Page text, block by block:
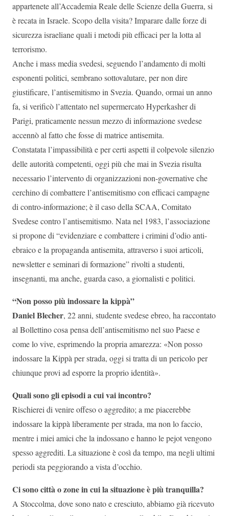
appartenete all’Accademia Reale delle Scienze della Guerra, si
è recata in Israele. Scopo della visita? Imparare dalle forze di
sicurezza israeliane quali i metodi più efficaci per la lotta al
terrorismo.
Anche i mass media svedesi, seguendo l’andamento di molti
esponenti politici, sembrano sottovalutare, per non dire
giustificare, l’antisemitismo in Svezia. Quando, ormai un anno
fa, si verificò l’attentato nel supermercato Hyperkasher di
Parigi, praticamente nessun mezzo di informazione svedese
accennò al fatto che fosse di matrice antisemita.
Constatata l’impassibilità e per certi aspetti il colpevole silenzio
delle autorità competenti, oggi più che mai in Svezia risulta
necessario l’intervento di organizzazioni non-governative che
cerchino di combattere l’antisemitismo con efficaci campagne
di contro-informazione; è il caso della SCAA, Comitato
Svedese contro l’antisemitismo. Nata nel 1983, l’associazione
si propone di “evidenziare e combattere i crimini d’odio anti-
ebraico e la propaganda antisemita, attraverso i suoi articoli,
newsletter e seminari di formazione” rivolti a studenti,
insegnanti, ma anche, guarda caso, a giornalisti e politici.
“Non posso più indossare la kippà”
Daniel Blecher, 22 anni, studente svedese ebreo, ha raccontato
al Bollettino cosa pensa dell’antisemitismo nel suo Paese e
come lo vive, esprimendo la propria amarezza: «Non posso
indossare la Kippà per strada, oggi si tratta di un pericolo per
chiunque provi ad esporre la proprio identità».
Quali sono gli episodi a cui vai incontro?
Rischierei di venire offeso o aggredito; a me piacerebbe
indossare la kippà liberamente per strada, ma non lo faccio,
mentre i miei amici che la indossano e hanno le pejot vengono
spesso aggrediti. La situazione è così da tempo, ma negli ultimi
periodi sta peggiorando a vista d’occhio.
Ci sono città o zone in cui la situazione è più tranquilla?
A Stoccolma, dove sono nato e cresciuto, abbiamo già ricevuto